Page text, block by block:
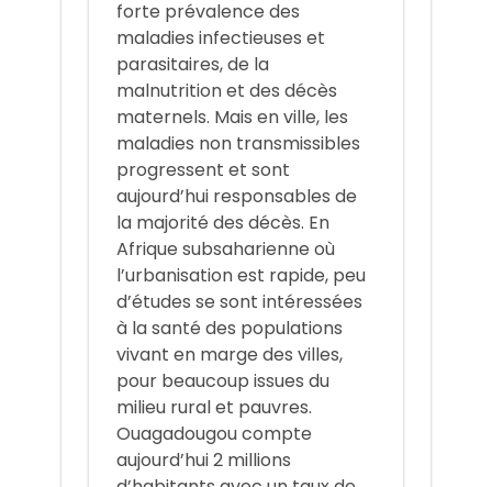
forte prévalence des
maladies infectieuses et
parasitaires, de la
malnutrition et des décès
maternels. Mais en ville, les
maladies non transmissibles
progressent et sont
aujourd’hui responsables de
la majorité des décès. En
Afrique subsaharienne où
l’urbanisation est rapide, peu
d’études se sont intéressées
à la santé des populations
vivant en marge des villes,
pour beaucoup issues du
milieu rural et pauvres.
Ouagadougou compte
aujourd’hui 2 millions